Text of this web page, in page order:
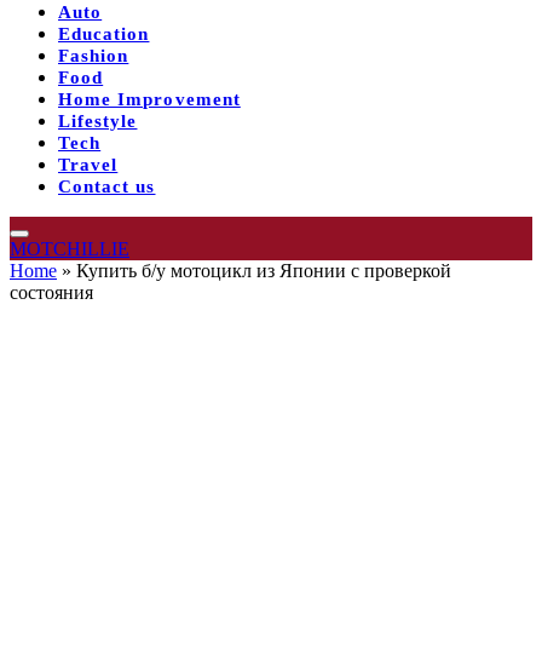
Auto
Education
Fashion
Food
Home Improvement
Lifestyle
Tech
Travel
Contact us
MOTCHILLIE
Home » Купить б/у мотоцикл из Японии с проверкой
состояния